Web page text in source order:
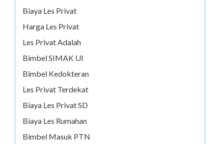
Biaya Les Privat
Harga Les Privat
Les Privat Adalah
Bimbel SIMAK UI
Bimbel Kedokteran
Les Privat Terdekat
Biaya Les Privat SD
Biaya Les Rumahan
Bimbel Masuk PTN